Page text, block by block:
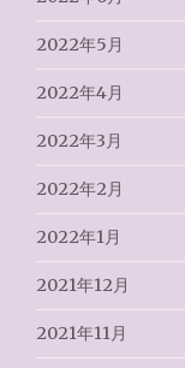
2022年5月
2022年4月
2022年3月
2022年2月
2022年1月
2021年12月
2021年11月